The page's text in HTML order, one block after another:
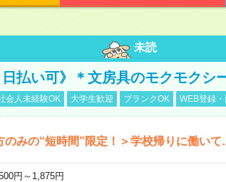
未読
日払い可》＊文房具のモクモクシ
会人未経験OK 大学生歓迎 ブランクOK WEB登録
のみの“短時間”限定！＞学校帰りに働い
円～1,875円